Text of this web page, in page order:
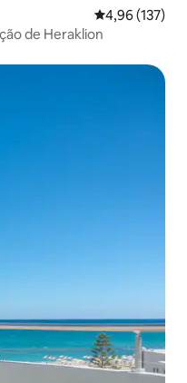
Classificação
4,96 (137)
de Heraklion